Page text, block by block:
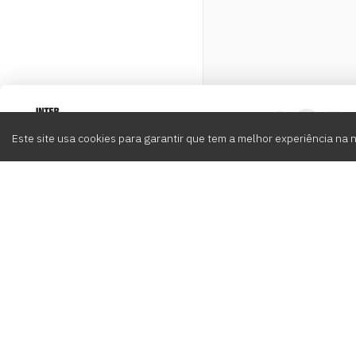
Este site usa cookies para garantir que tem a melhor experiência na